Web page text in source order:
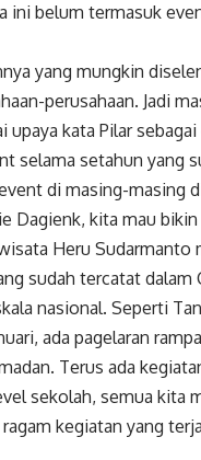
ini belum termasuk
yang mungkin
perusahaan. Jadi
upaya kata Pilar
selama setahun yang
di masing-masing
Dagienk, kita mau
Heru
sudah tercatat dalam
nasional. Seperti
ada pagelaran
Terus ada
sekolah, semua kita
kegiatan yang